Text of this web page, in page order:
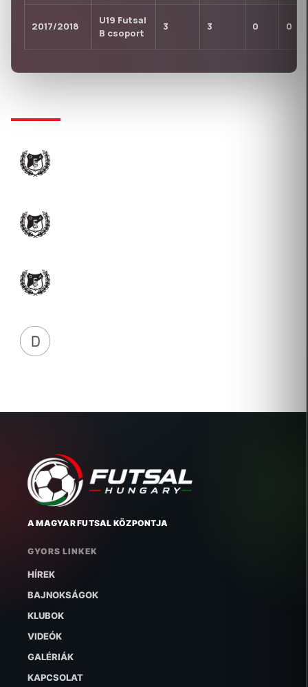
2017/2018
U19 Futsal
B csoport
3 3 0 0
A MAGYAR FUTSAL KÖZPONTJA
GYORS LINKEK
HÍREK
BAJNOKSÁGOK
KLUBOK
VIDEÓK
GALÉRIÁK
KAPCSOLAT